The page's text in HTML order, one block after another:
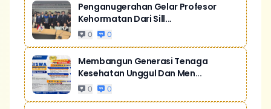
Penganugerahan Gelar Profesor
Kehormatan Dari Sill...
0 0
Membangun Generasi Tenaga
Kesehatan Unggul Dan Men...
0 0